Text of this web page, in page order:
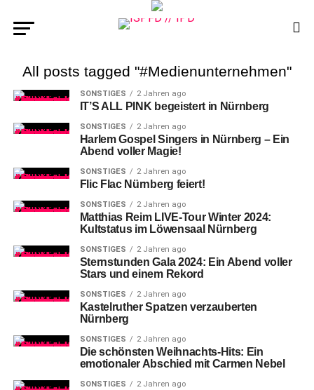
All posts tagged "#Medienunternehmen"
SONSTIGES 2 Jahren ago
IT’S ALL PINK begeistert in Nürnberg
SONSTIGES 2 Jahren ago
Harlem Gospel Singers in Nürnberg – Ein
Abend voller Magie!
SONSTIGES 2 Jahren ago
Flic Flac Nürnberg feiert!
SONSTIGES 2 Jahren ago
Matthias Reim LIVE-Tour Winter 2024:
Kultstatus im Löwensaal Nürnberg
SONSTIGES 2 Jahren ago
Sternstunden Gala 2024: Ein Abend voller
Stars und einem Rekord
SONSTIGES 2 Jahren ago
Kastelruther Spatzen verzauberten
Nürnberg
SONSTIGES 2 Jahren ago
Die schönsten Weihnachts-Hits: Ein
emotionaler Abschied mit Carmen Nebel
SONSTIGES 2 Jahren ago